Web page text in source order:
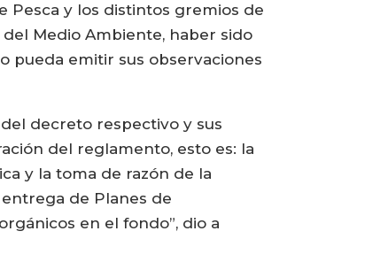
Pesca y los distintos gremios de
del Medio Ambiente, haber sido
pueda emitir sus observaciones
decreto respectivo y sus
del reglamento, esto es: la
y la toma de razón de la
de Planes de
en el fondo”, dio a